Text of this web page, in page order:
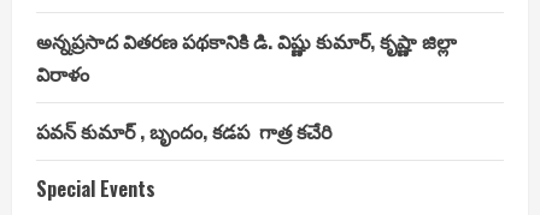
అన్నప్రసాద వితరణ పథకానికి డి. విష్ణు కుమార్, కృష్ణా జిల్లా
విరాళం
పవన్ కుమార్ , బృందం, కడప గాత్ర కచేరి
Special Events